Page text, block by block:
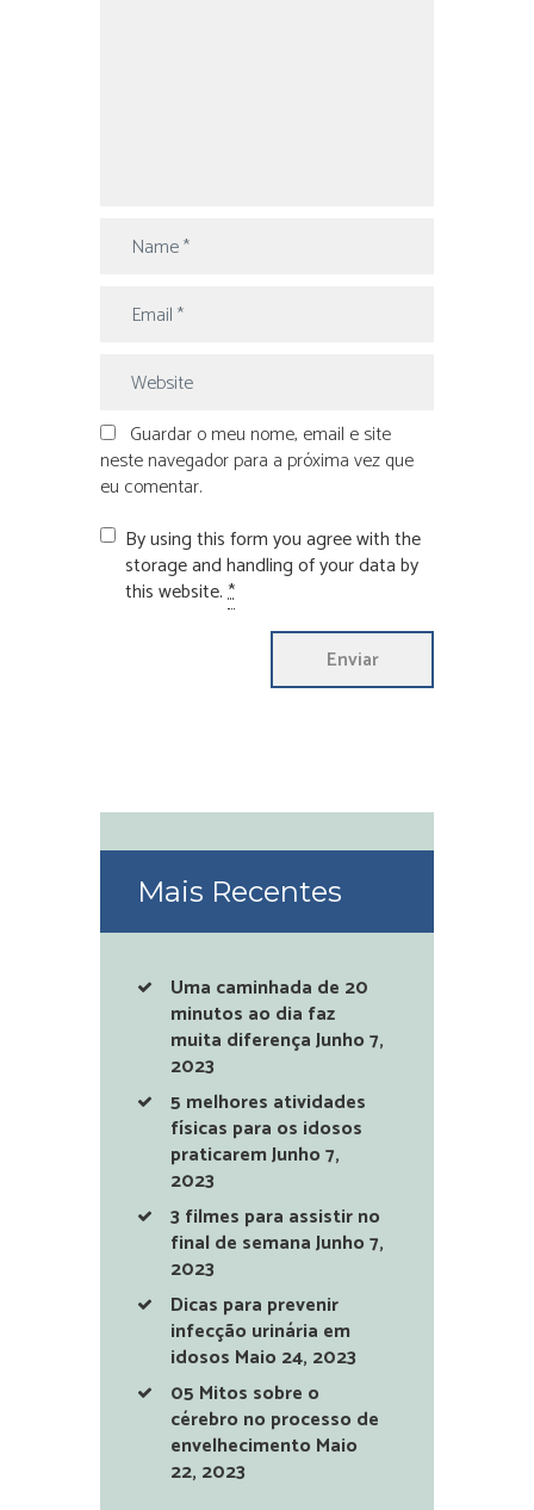
Guardar o meu nome, email e site
neste navegador para a próxima vez que
eu comentar.
By using this form you agree with the
storage and handling of your data by
this website.*
Mais Recentes
Uma caminhada de 20
minutos ao dia faz
muita diferençaJunho 7,
2023
5 melhores atividades
físicas para os idosos
praticaremJunho 7,
2023
3 filmes para assistir no
final de semanaJunho 7,
2023
Dicas para prevenir
infecção urinária em
idosos Maio 24, 2023
05 Mitos sobre o
cérebro no processo de
envelhecimento Maio
22, 2023